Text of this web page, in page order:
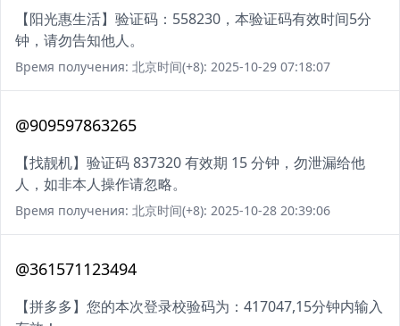
【阳光惠生活】验证码：558230，本验证码有效时间5分
钟，请勿告知他人。
Время получения: 北京时间(+8): 2025-10-29 07:18:07
@909597863265
【找靓机】验证码 837320 有效期 15 分钟，勿泄漏给他
人，如非本人操作请忽略。
Время получения: 北京时间(+8): 2025-10-28 20:39:06
@361571123494
【拼多多】您的本次登录校验码为：417047,15分钟内输入